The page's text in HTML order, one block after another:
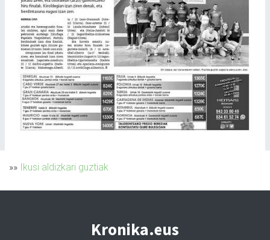
»» Ikusi aldizkari guztiak
Kronika.eus